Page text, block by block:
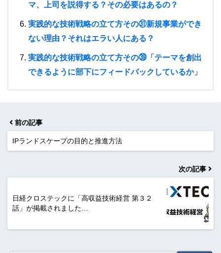
マ、上司を説得する？その必要はあるの？
実践的な技術戦略の立て方その㉛新規事業ができ
ない理由？それはエラい人にある？
実践的な技術戦略の立て方その㊴「テーマを創出
できるように部下にフィードバックしているか」
前の記事
IPランドスケープの目的と推進方法
次の記事
日経クロステックに「高収益技術経営 第３２
話」が掲載されました…